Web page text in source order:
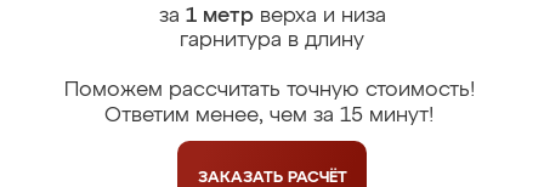
за 1 метрверха и низа
гарнитура в длину
Поможем рассчитать точную стоимость!
Ответим менее, чем за 15 минут!
ЗАКАЗАТЬ РАСЧЁТ